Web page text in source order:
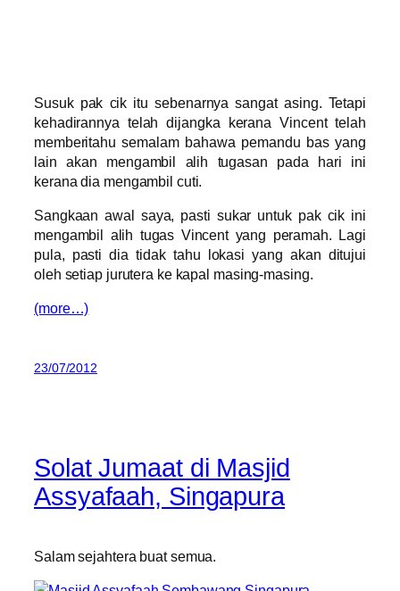
Susuk pak cik itu sebenarnya sangat asing. Tetapi
kehadirannya telah dijangka kerana Vincent telah
memberitahu semalam bahawa pemandu bas yang
lain akan mengambil alih tugasan pada hari ini
kerana dia mengambil cuti.
Sangkaan awal saya, pasti sukar untuk pak cik ini
mengambil alih tugas Vincent yang peramah. Lagi
pula, pasti dia tidak tahu lokasi yang akan ditujui
oleh setiap jurutera ke kapal masing-masing.
(more…)
23/07/2012
Solat Jumaat di Masjid
Assyafaah, Singapura
Salam sejahtera buat semua.